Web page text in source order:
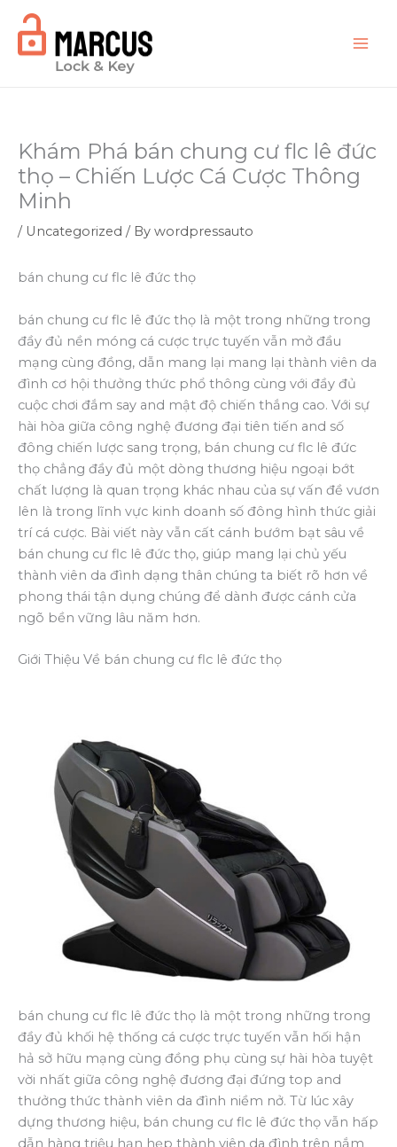
content
Khám Phá bán chung cư flc lê đức
thọ – Chiến Lược Cá Cược Thông
Minh
/ Uncategorized / By wordpressauto
bán chung cư flc lê đức thọ
bán chung cư flc lê đức thọ là một trong những trong
đầy đủ nền móng cá cược trực tuyến vẫn mở đầu
mạng cùng đồng, dẫn mang lại mang lại thành viên da
đình cơ hội thưởng thức phổ thông cùng với đầy đủ
cuộc chơi đắm say and mật độ chiến thắng cao. Với sự
hài hòa giữa công nghệ đương đại tiên tiến and số
đông chiến lược sang trọng, bán chung cư flc lê đức
thọ chẳng đầy đủ một dòng thương hiệu ngoại bớt
chất lượng là quan trọng khác nhau của sự vấn đề vươn
lên là trong lĩnh vực kinh doanh số đông hình thức giải
trí cá cược. Bài viết này vẫn cất cánh bướm bạt sâu về
bán chung cư flc lê đức thọ, giúp mang lại chủ yếu
thành viên da đình dạng thân chúng ta biết rõ hơn về
phong thái tận dụng chúng để dành được cánh cửa
ngõ bền vững lâu năm hơn.
Giới Thiệu Về bán chung cư flc lê đức thọ
bán chung cư flc lê đức thọ là một trong những trong
đầy đủ khối hệ thống cá cược trực tuyến vẫn hối hận
hả sở hữu mạng cùng đồng phụ cùng sự hài hòa tuyệt
vời nhất giữa công nghệ đương đại đứng top and
thưởng thức thành viên da đình niềm nở. Từ lúc xây
dựng thương hiệu, bán chung cư flc lê đức thọ vẫn hấp
dẫn hàng triệu hạn hẹp thành viên da đình trên nắm